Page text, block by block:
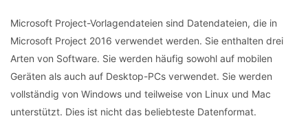
Microsoft Project-Vorlagendateien sind Datendateien, die in
Microsoft Project 2016 verwendet werden. Sie enthalten drei
Arten von Software. Sie werden häufig sowohl auf mobilen
Geräten als auch auf Desktop-PCs verwendet. Sie werden
vollständig von Windows und teilweise von Linux und Mac
unterstützt. Dies ist nicht das beliebteste Datenformat.